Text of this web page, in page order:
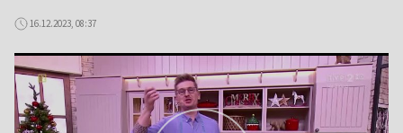
16.12.2023, 08:37